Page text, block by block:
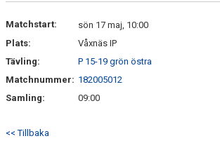
KONTAKT
DOKUMENT
Matchstart:
sön 17 maj, 10:00
Plats:
Våxnäs IP
Tävling:
P 15-19 grön östra
Matchnummer: 182005012
Samling:
09:00
<< Tillbaka